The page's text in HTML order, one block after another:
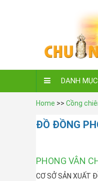
DANH
Home >> Cồng
ĐỒ ĐỒNG
PHONG VÂN
CƠ SỞ SẢN XUẤT